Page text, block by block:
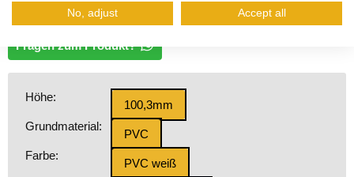
optischen Abschluss bei.
Fragen zum Produkt?
Höhe:
100,3mm
Grundmaterial:
PVC
Farbe:
PVC weiß
No, adjust Accept all